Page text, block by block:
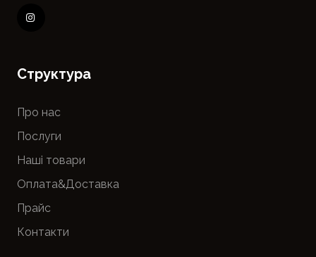
Cтруктура
Про нас
Послуги
Наші товари
Оплата&Доставка
Прайс
Контакти